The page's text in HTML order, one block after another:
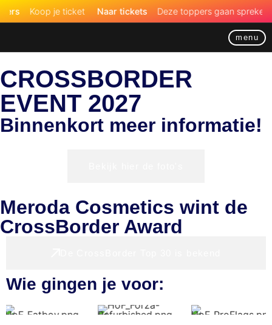
Koop je ticket Naar tickets Deze toppers gaan spreken
menu
CROSSBORDER
EVENT 2027
Binnenkort meer informatie!
Meroda Cosmetics wint de
CrossBorder Award
Wie gingen je voor: